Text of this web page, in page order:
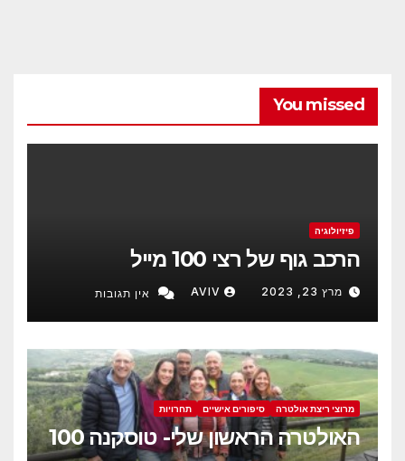
You missed
פיזיולוגיה
הרכב גוף של רצי 100 מייל
מרץ 23, 2023 AVIV אין תגובות
מרוצי ריצת אולטרה סיפורים אישיים תחרויות
האולטרה הראשון שלי- טוסקנה 100